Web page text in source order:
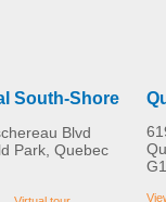
South-Shore
Blvd
Park, Quebec